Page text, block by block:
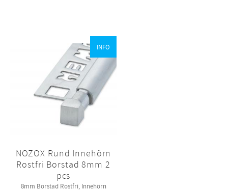
NOZOX Rund Innehörn
Rostfri Borstad 8mm 2
pcs
8mm Borstad Rostfri, Innehörn
INFO